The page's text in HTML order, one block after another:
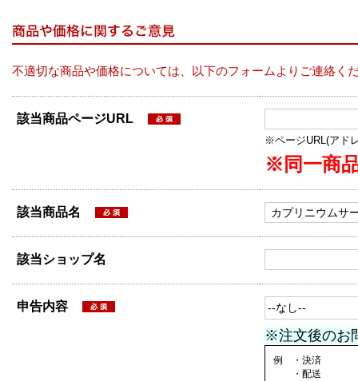
不適切な商品や価格については、以下のフォームよりご連絡く
該当商品ページURL
※ページURL(アド
※同一商
該当商品名
該当ショップ名
申告内容
※注文後のお
例 ・決済
・配送